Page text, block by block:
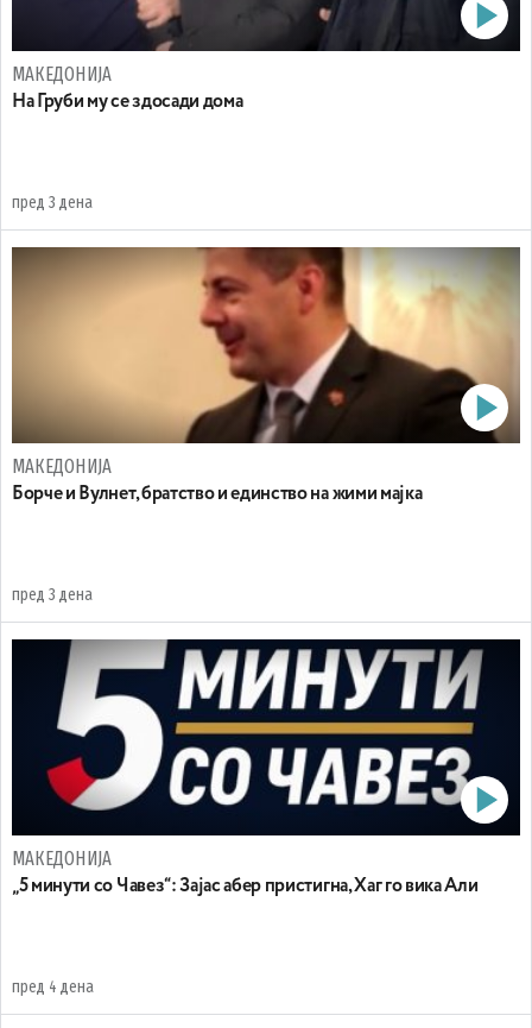
МАКЕДОНИЈА
На Груби му се здосади дома
пред 3 дена
МАКЕДОНИЈА
Борче и Вулнет, братство и единство на жими мајка
пред 3 дена
МАКЕДОНИЈА
„5 минути со Чавез“: Зајас абер пристигна, Хаг го вика Али
пред 4 дена